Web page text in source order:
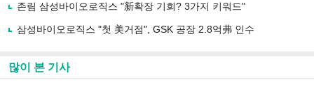
존림 삼성바이오로직스 "新확장 기회? 3가지 키워드"
삼성바이오로직스 "첫 美거점", GSK 공장 2.8억弗 인수
많이 본 기사